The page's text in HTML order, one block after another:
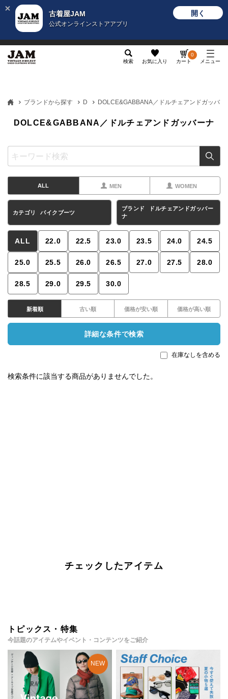
古着屋JAM
公式オンラインストアアプリ
開く
検索 お気に入り カート
0
メニュー
ブランドから探す D DOLCE&GABBANA／ドルチェアンドガッバー
DOLCE&GABBANA／ドルチェアンドガッバーナ
ALL MEN WOMEN
カテゴリ バイクブーツ
ブランド
ドルチェアンドガッバー
ナ
ALL 22.0 22.5 23.0 23.5 24.0 24.5
25.0 25.5 26.0 26.5 27.0 27.5 28.0
28.5 29.0 29.5 30.0
新着順 古い順 価格が安い順 価格が高い順
詳細な条件で検索
在庫なしを含める
検索条件に該当する商品がありませんでした。
チェックしたアイテム
トピックス・特集
今話題のアイテムやイベント・コンテンツをご紹介